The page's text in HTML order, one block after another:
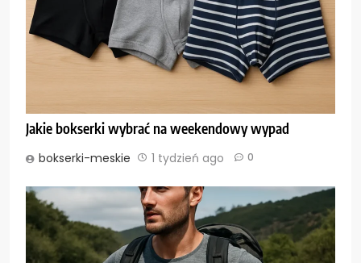
Jakie bokserki wybrać na weekendowy wypad
bokserki-meskie 1 tydzień ago 0